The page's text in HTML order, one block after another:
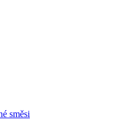
směsi